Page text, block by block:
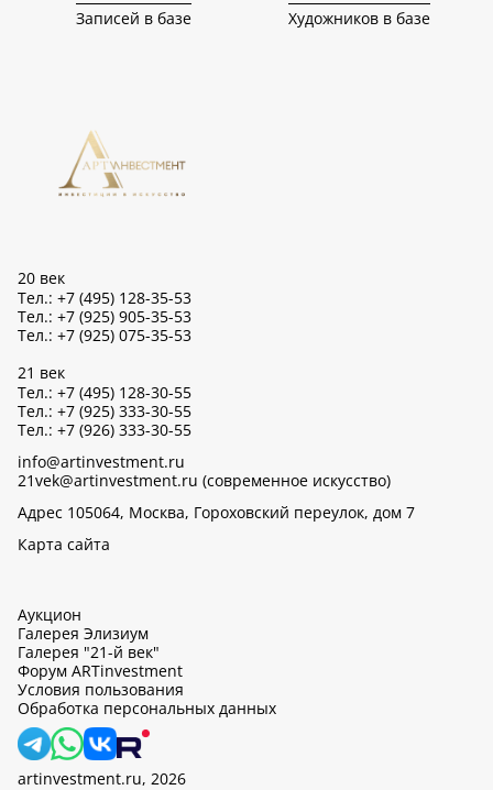
Записей в базе Художников в базе
20 век
Тел.: +7 (495) 128-35-53
Тел.: +7 (925) 905-35-53
Тел.: +7 (925) 075-35-53
21 век
Тел.: +7 (495) 128-30-55
Тел.: +7 (925) 333-30-55
Тел.: +7 (926) 333-30-55
info@artinvestment.ru
21vek@artinvestment.ru (современное искусство)
Адрес 105064, Москва, Гороховский переулок, дом 7
Карта сайта
Аукцион
Галерея Элизиум
Галерея "21-й век"
Форум ARTinvestment
Условия пользования
Обработка персональных данных
artinvestment.ru, 2026